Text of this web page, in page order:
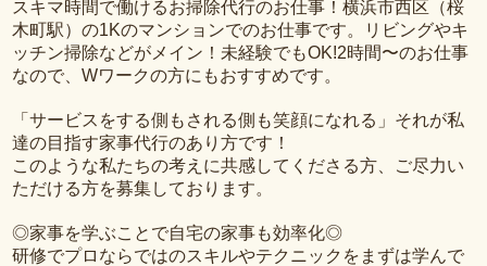
スキマ時間で働けるお掃除代行のお仕事！横浜市西区（桜
木町駅）の1Kのマンションでのお仕事です。リビングやキ
ッチン掃除などがメイン！未経験でもOK!2時間〜のお仕事
なので、Wワークの方にもおすすめです。
「サービスをする側もされる側も笑顔になれる」それが私
達の目指す家事代行のあり方です！
このような私たちの考えに共感してくださる方、ご尽力い
ただける方を募集しております。
◎家事を学ぶことで自宅の家事も効率化◎
研修でプロならではのスキルやテクニックをまずは学んで